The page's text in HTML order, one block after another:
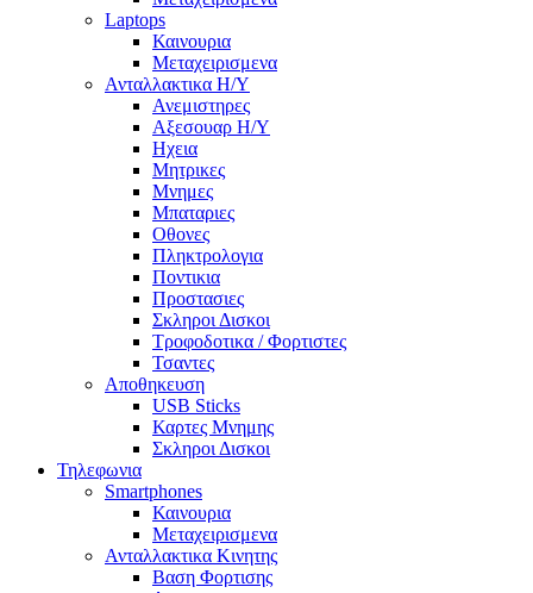
Laptops
Καινουρια
Μεταχειρισμενα
Ανταλλακτικα H/Y
Ανεμιστηρες
Αξεσουαρ Η/Υ
Ηχεια
Μητρικες
Μνημες
Μπαταριες
Οθονες
Πληκτρολογια
Ποντικια
Προστασιες
Σκληροι Δισκοι
Τροφοδοτικα / Φορτιστες
Τσαντες
Αποθηκευση
USB Sticks
Καρτες Μνημης
Σκληροι Δισκοι
Τηλεφωνια
Smartphones
Καινουρια
Μεταχειρισμενα
Ανταλλακτικα Κινητης
Βαση Φορτισης